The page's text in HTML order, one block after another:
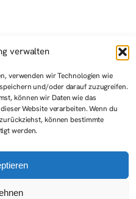
verwalten
verwenden wir Technologien wie
und/oder darauf zuzugreifen.
können wir Daten wie das
Website verarbeiten. Wenn du
können bestimmte
werden.
Mai)
Mai 1,